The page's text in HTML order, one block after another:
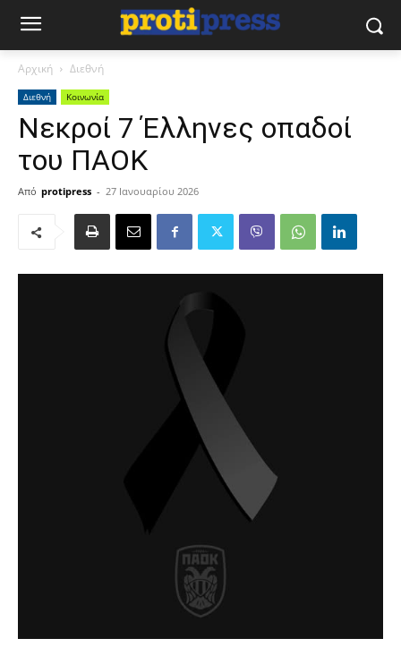
Αρχική Διεθνή
Διεθνή Κοινωνία
Νεκροί 7 Έλληνες οπαδοί
του ΠΑΟΚ
Από protipress - 27 Ιανουαρίου 2026